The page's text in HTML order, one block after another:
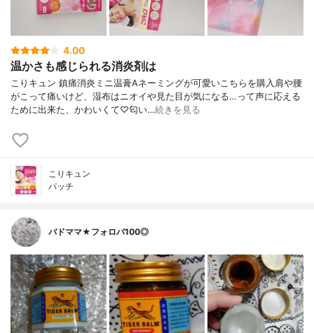
4.00
温かさも感じられる消炎剤は
こりキュン 鎮痛消炎ミニ温膏Aネーミングが可愛いこちらを購入肩や腰
がこって痛いけど、湿布はニオイや見た目が気になる…って声に応える
ために出来た、かわいくて♡匂い…続きを見る
こりキュン
パッチ
バドママ★フォロバ100◎